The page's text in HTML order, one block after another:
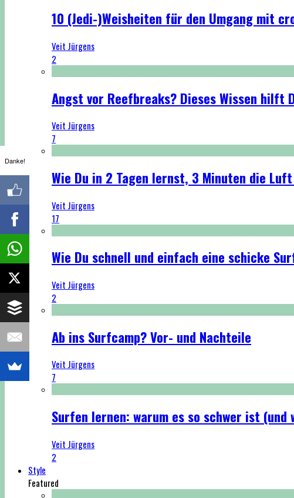
10 (Jedi-)Weisheiten für den Umgang mit
Veit Jürgens
2
Angst vor Reefbreaks? Dieses Wissen hilft
Veit Jürgens
7
Wie Du in 2 Tagen lernst, 3 Minuten die
Veit Jürgens
17
Wie Du schnell und einfach eine schicke
Veit Jürgens
2
Ab ins Surfcamp? Vor- und Nachteile
Veit Jürgens
7
Surfen lernen: warum es so schwer ist
Veit Jürgens
2
Style
Featured
Danke!